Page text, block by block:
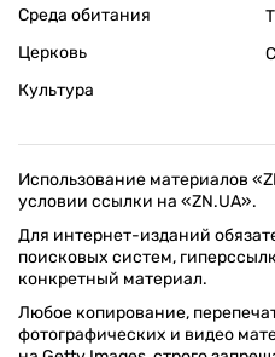
Среда обитания
Церковь
Культура
Использование материалов
условии ссылки на «ZN.UA».
Для интернет-изданий
поисковых систем,
конкретный материал.
Любое копирование,
фотографических и видео